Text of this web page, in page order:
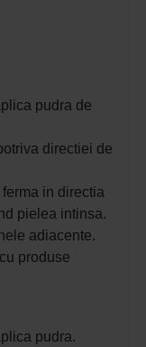
pudra de
directiei de
in directia
pielea intinsa.
adiacente.
produse
pudra.